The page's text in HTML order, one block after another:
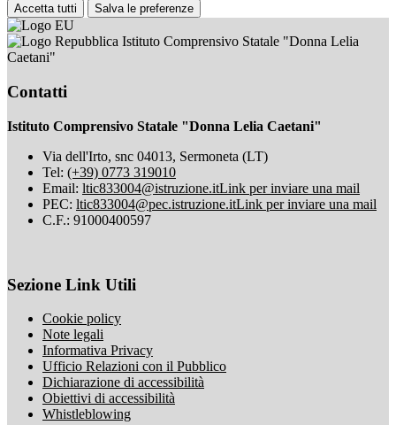
Accetta tutti Salva le preferenze
Istituto Comprensivo Statale "Donna Lelia
Caetani"
Contatti
Istituto Comprensivo Statale "Donna Lelia Caetani"
Via dell'Irto, snc 04013, Sermoneta (LT)
Tel: (+39) 0773 319010
Email: ltic833004@istruzione.itLink per inviare una mail
PEC: ltic833004@pec.istruzione.itLink per inviare una mail
C.F.: 91000400597
Sezione Link Utili
Cookie policy
Note legali
Informativa Privacy
Ufficio Relazioni con il Pubblico
Dichiarazione di accessibilità
Obiettivi di accessibilità
Whistleblowing